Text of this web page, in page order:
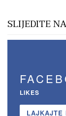
SLIJEDITE
LIKES
LAJKAJTE